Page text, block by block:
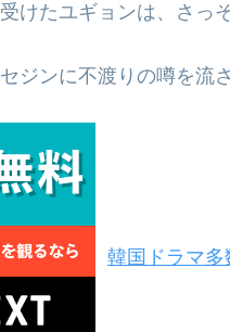
けたユギョンは、さっ
ジンに不渡りの噂を流
韓国ドラマ多